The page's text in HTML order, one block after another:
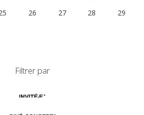
26 27 28
29
Filtrer par